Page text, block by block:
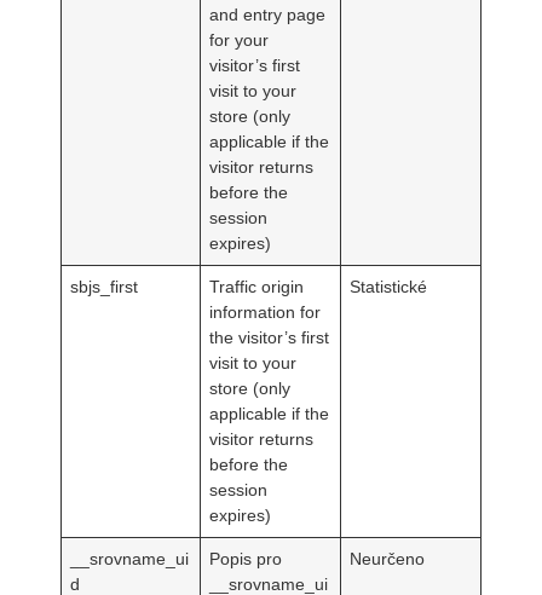
and entry page
for your
visitor’s first
visit to your
store (only
applicable if the
visitor returns
before the
session
expires)
sbjs_first
Traffic origin
information for
the visitor’s first
visit to your
store (only
applicable if the
visitor returns
before the
session
expires)
Statistické
__srovname_ui
d
Popis pro
__srovname_ui
Neurčeno